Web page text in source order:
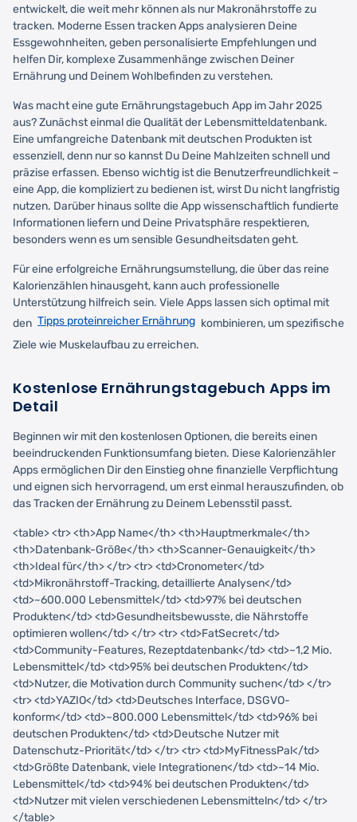
entwickelt, die weit mehr können als nur Makronährstoffe zu
tracken. Moderne Essen tracken Apps analysieren Deine
Essgewohnheiten, geben personalisierte Empfehlungen und
helfen Dir, komplexe Zusammenhänge zwischen Deiner
Ernährung und Deinem Wohlbefinden zu verstehen.
Was macht eine gute Ernährungstagebuch App im Jahr 2025
aus? Zunächst einmal die Qualität der Lebensmitteldatenbank.
Eine umfangreiche Datenbank mit deutschen Produkten ist
essenziell, denn nur so kannst Du Deine Mahlzeiten schnell und
präzise erfassen. Ebenso wichtig ist die Benutzerfreundlichkeit –
eine App, die kompliziert zu bedienen ist, wirst Du nicht langfristig
nutzen. Darüber hinaus sollte die App wissenschaftlich fundierte
Informationen liefern und Deine Privatsphäre respektieren,
besonders wenn es um sensible Gesundheitsdaten geht.
Für eine erfolgreiche Ernährungsumstellung, die über das reine
Kalorienzählen hinausgeht, kann auch professionelle
Unterstützung hilfreich sein. Viele Apps lassen sich optimal mit
den Tipps proteinreicher Ernährung kombinieren, um spezifische
Ziele wie Muskelaufbau zu erreichen.
Kostenlose Ernährungstagebuch Apps im
Detail
Beginnen wir mit den kostenlosen Optionen, die bereits einen
beeindruckenden Funktionsumfang bieten. Diese Kalorienzähler
Apps ermöglichen Dir den Einstieg ohne finanzielle Verpflichtung
und eignen sich hervorragend, um erst einmal herauszufinden, ob
das Tracken der Ernährung zu Deinem Lebensstil passt.
<table> <tr> <th>App Name</th> <th>Hauptmerkmale</th>
<th>Datenbank-Größe</th> <th>Scanner-Genauigkeit</th>
<th>Ideal für</th> </tr> <tr> <td>Cronometer</td>
<td>Mikronährstoff-Tracking, detaillierte Analysen</td>
<td>~600.000 Lebensmittel</td> <td>97% bei deutschen
Produkten</td> <td>Gesundheitsbewusste, die Nährstoffe
optimieren wollen</td> </tr> <tr> <td>FatSecret</td>
<td>Community-Features, Rezeptdatenbank</td> <td>~1,2 Mio.
Lebensmittel</td> <td>95% bei deutschen Produkten</td>
<td>Nutzer, die Motivation durch Community suchen</td> </tr>
<tr> <td>YAZIO</td> <td>Deutsches Interface, DSGVO-
konform</td> <td>~800.000 Lebensmittel</td> <td>96% bei
deutschen Produkten</td> <td>Deutsche Nutzer mit
Datenschutz-Priorität</td> </tr> <tr> <td>MyFitnessPal</td>
<td>Größte Datenbank, viele Integrationen</td> <td>~14 Mio.
Lebensmittel</td> <td>94% bei deutschen Produkten</td>
<td>Nutzer mit vielen verschiedenen Lebensmitteln</td> </tr>
</table>